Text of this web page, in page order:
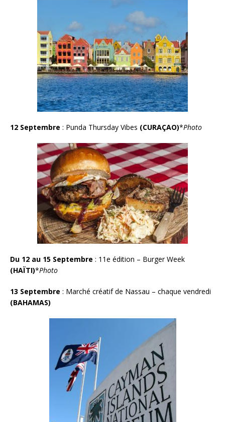
12 Septembre : Punda Thursday Vibes (CURAÇAO)*Photo
Du 12 au 15 Septembre : 11e édition – Burger Week
(HAÏTI)*Photo
13 Septembre : Marché créatif de Nassau – chaque vendredi
(BAHAMAS)